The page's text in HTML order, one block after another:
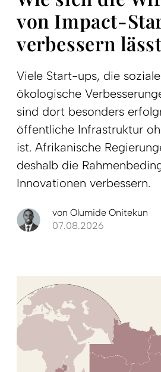
von Impact-
verbessern
Viele Start-ups, die
ökologische
sind dort besonders
öffentliche Infrastruktur
ist. Afrikanische
deshalb die
Innovationen verbessern.
von Olumide Onitekun
07.08.2026